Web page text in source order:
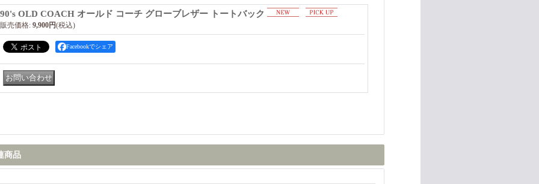
90's OLD COACH オールド コーチ グローブレザー トートバック
販売価格: 9,900円(税込)
Facebookでシェア
商品